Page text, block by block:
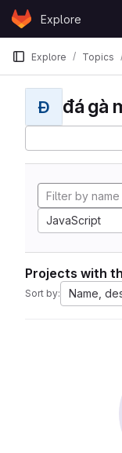
Skip to content
GitLabExplore
Explore Topics
Đ đá gà
JavaScript
Projects with
Sort by: Name,